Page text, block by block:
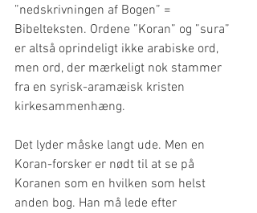
”nedskrivningen af Bogen” =
Bibelteksten. Ordene ”Koran” og ”sura”
er altså oprindeligt ikke arabiske ord,
men ord, der mærkeligt nok stammer
fra en syrisk-aramæisk kristen
kirkesammenhæng.
Det lyder måske langt ude. Men en
Koran-forsker er nødt til at se på
Koranen som en hvilken som helst
anden bog. Han må lede efter